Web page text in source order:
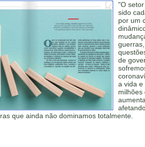
"O
sido
por um
de
a vida e
milhões
que ainda não dominamos totalmente.